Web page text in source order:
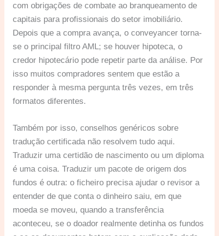
com obrigações de combate ao branqueamento de
capitais para profissionais do setor imobiliário.
Depois que a compra avança, o conveyancer torna-
se o principal filtro AML; se houver hipoteca, o
credor hipotecário pode repetir parte da análise. Por
isso muitos compradores sentem que estão a
responder à mesma pergunta três vezes, em três
formatos diferentes.
Também por isso, conselhos genéricos sobre
tradução certificada não resolvem tudo aqui.
Traduzir uma certidão de nascimento ou um diploma
é uma coisa. Traduzir um pacote de origem dos
fundos é outra: o ficheiro precisa ajudar o revisor a
entender de que conta o dinheiro saiu, em que
moeda se moveu, quando a transferência
aconteceu, se o doador realmente detinha os fundos